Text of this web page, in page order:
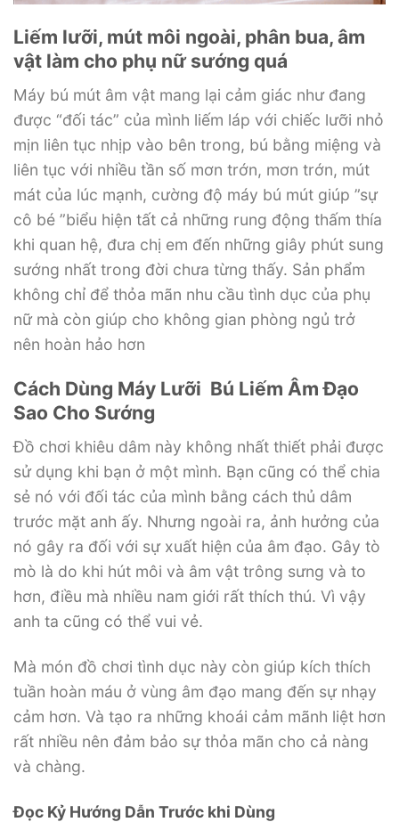
Liếm lưỡi, mút môi ngoài, phân bua, âm
vật làm cho phụ nữ sướng quá
Máy bú mút âm vật mang lại cảm giác như đang
được “đối tác” của mình liếm láp với chiếc lưỡi nhỏ
mịn liên tục nhịp vào bên trong, bú bằng miệng và
liên tục với nhiều tần số mơn trớn, mơn trớn, mút
mát của lúc mạnh, cường độ máy bú mút giúp ”sự
cô bé ”biểu hiện tất cả những rung động thấm thía
khi quan hệ, đưa chị em đến những giây phút sung
sướng nhất trong đời chưa từng thấy. Sản phẩm
không chỉ để thỏa mãn nhu cầu tình dục của phụ
nữ mà còn giúp cho không gian phòng ngủ trở
nên hoàn hảo hơn
Cách Dùng Máy Lưỡi Bú Liếm Âm Đạo
Sao Cho Sướng
Đồ chơi khiêu dâm này không nhất thiết phải được
sử dụng khi bạn ở một mình. Bạn cũng có thể chia
sẻ nó với đối tác của mình bằng cách thủ dâm
trước mặt anh ấy. Nhưng ngoài ra, ảnh hưởng của
nó gây ra đối với sự xuất hiện của âm đạo. Gây tò
mò là do khi hút môi và âm vật trông sưng và to
hơn, điều mà nhiều nam giới rất thích thú. Vì vậy
anh ta cũng có thể vui vẻ.
Mà món đồ chơi tình dục này còn giúp kích thích
tuần hoàn máu ở vùng âm đạo mang đến sự nhạy
cảm hơn. Và tạo ra những khoái cảm mãnh liệt hơn
rất nhiều nên đảm bảo sự thỏa mãn cho cả nàng
và chàng.
Đọc Kỷ Hướng Dẫn Trước khi Dùng